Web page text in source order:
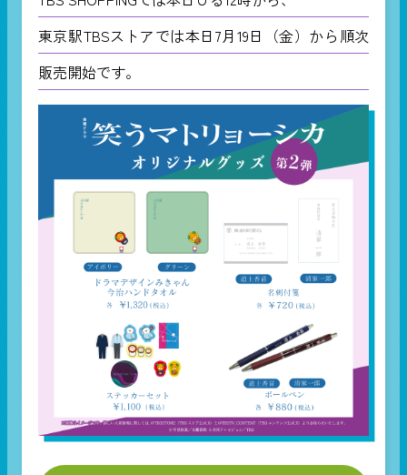
東京駅TBSストアでは本日7月19日（金）から順次
販売開始です。